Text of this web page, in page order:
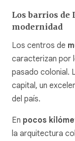
Los barrios de
modernidad
Los centros de
caracterizan por
pasado colonial.
capital, un
del país.
En pocos
la arquitectura